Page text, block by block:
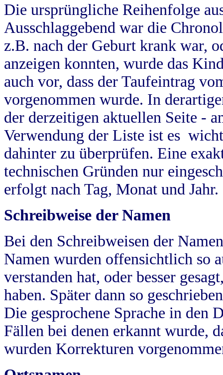
Die ursprüngliche Reihenfolge
Ausschlaggebend war die
z.B. nach der Geburt krank war,
anzeigen konnten, wurde das
auch vor, dass der Taufeintrag
vorgenommen wurde. In
der derzeitigen aktuellen Seite -
Verwendung der Liste ist es
dahinter zu überprüfen. Eine
technischen Gründen nur
erfolgt nach Tag, Monat und Jahr.
Schreibweise der Namen
Bei den Schreibweisen der
Namen wurden offensichtlich so
verstanden hat, oder besser
haben. Später dann so
Die gesprochene Sprache in
Fällen bei denen erkannt wurde,
wurden Korrekturen